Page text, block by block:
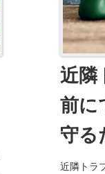
近隣
前に
守る
近隣トラ